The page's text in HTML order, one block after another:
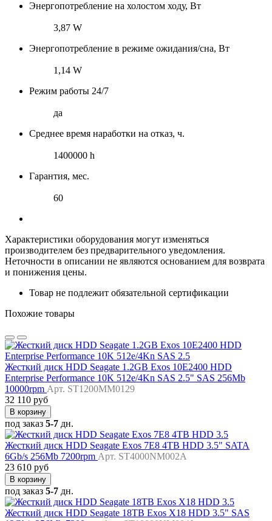
Энергопотребление на холостом ходу, Вт
3,87 W
Энергопотребление в режиме ожидания/сна, Вт
1,14 W
Режим работы 24/7
да
Среднее время наработки на отказ, ч.
1400000 h
Гарантия, мес.
60
Характеристики оборудования могут изменяться
производителем без предварительного уведомления.
Неточности в описании не являются основанием для возврата
и понижения цены.
Товар не подлежит обязательной сертификации
Похожие товары
Жесткий диск HDD Seagate 1.2GB Exos 10E2400 HDD
Enterprise Performance 10K 512e/4Kn SAS 2.5" SAS 256Mb
10000rpm Арт. ST1200MM0129
32 110 руб
В корзину
под заказ 5-7 дн.
Жесткий диск HDD Seagate Exos 7E8 4TB HDD 3.5" SATA
6Gb/s 256Mb 7200rpm Арт. ST4000NM002A
23 610 руб
В корзину
под заказ 5-7 дн.
Жесткий диск HDD Seagate 18TB Exos X18 HDD 3.5" SAS